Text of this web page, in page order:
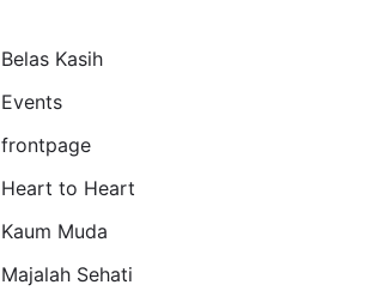
Belas Kasih
Events
frontpage
Heart to Heart
Kaum Muda
Majalah Sehati